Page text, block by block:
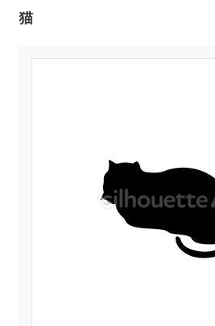
猫